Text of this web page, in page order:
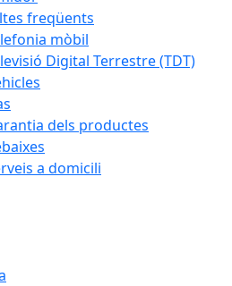
freqüents
mòbil
Digital Terrestre (TDT)
dels productes
a domicili